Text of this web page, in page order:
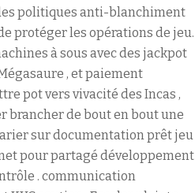
politiques anti-blanchiment
protéger les opérations de jeu.
à sous avec des jackpot
, et paiement
pot vers vivacité des Incas ,
brancher de bout en bout une
sur documentation prêt jeu
pour partagé développement
. communication